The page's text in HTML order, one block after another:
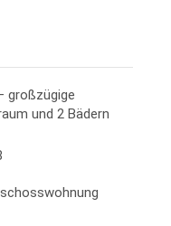
großzügige
und 2 Bädern